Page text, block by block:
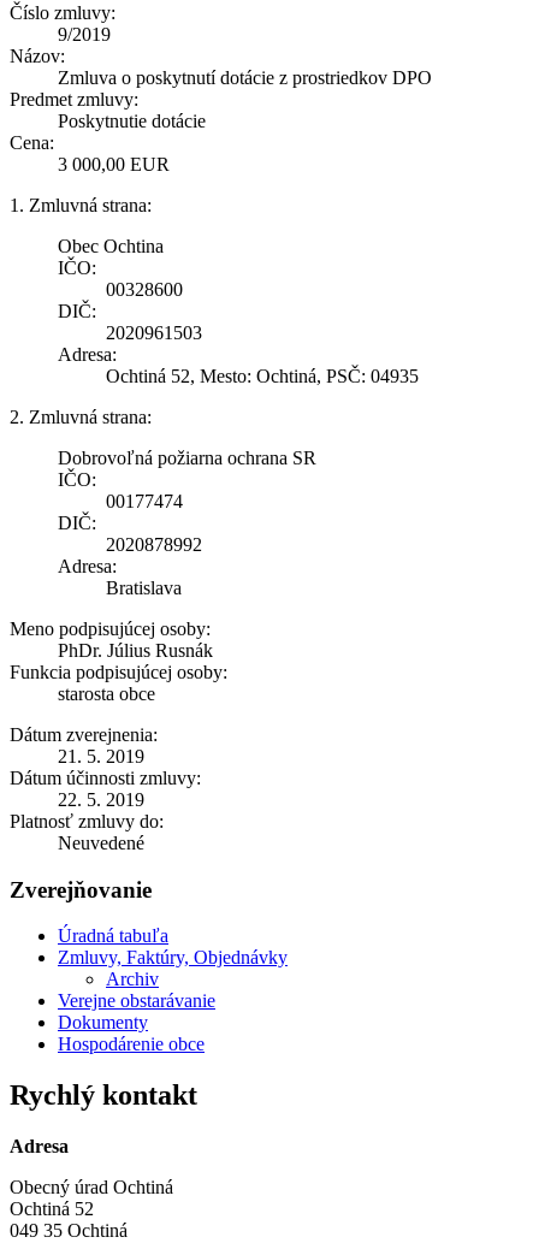
Číslo zmluvy:
9/2019
Názov:
Zmluva o poskytnutí dotácie z prostriedkov DPO
Predmet zmluvy:
Poskytnutie dotácie
Cena:
3 000,00 EUR
1. Zmluvná strana:
Obec Ochtina
IČO:
00328600
DIČ:
2020961503
Adresa:
Ochtiná 52, Mesto: Ochtiná, PSČ: 04935
2. Zmluvná strana:
Dobrovoľná požiarna ochrana SR
IČO:
00177474
DIČ:
2020878992
Adresa:
Bratislava
Meno podpisujúcej osoby:
PhDr. Július Rusnák
Funkcia podpisujúcej osoby:
starosta obce
Dátum zverejnenia:
21. 5. 2019
Dátum účinnosti zmluvy:
22. 5. 2019
Platnosť zmluvy do:
Neuvedené
Zverejňovanie
Úradná tabuľa
Zmluvy, Faktúry, Objednávky
Archiv
Verejne obstarávanie
Dokumenty
Hospodárenie obce
Rychlý kontakt
Adresa
Obecný úrad Ochtiná
Ochtiná 52
049 35 Ochtiná